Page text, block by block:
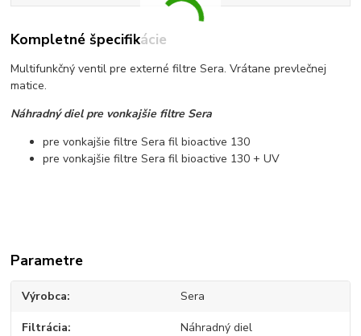
Kompletné špecifikácie
Multifunkčný ventil pre externé filtre Sera. Vrátane prevlečnej
matice.
Náhradný diel pre vonkajšie filtre Sera
pre vonkajšie filtre Sera fil bioactive 130
pre vonkajšie filtre Sera fil bioactive 130 + UV
Parametre
Výrobca Sera
Filtrácia Náhradný diel